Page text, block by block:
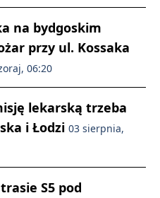
na bydgoskim
przy ul. Kossaka
06:20
lekarską trzeba
i Łodzi 03 sierpnia,
S5 pod